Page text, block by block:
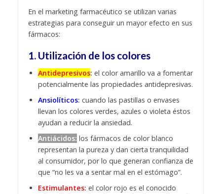
En el marketing farmacéutico se utilizan varias
estrategias para conseguir un mayor efecto en sus
fármacos:
1. Utilización de los colores
Antidepresivos: el color amarillo va a fomentar
potencialmente las propiedades antidepresivas.
Ansiolíticos: cuando las pastillas o envases
llevan los colores verdes, azules o violeta éstos
ayudan a reducir la ansiedad.
Antiácidos: los fármacos de color blanco
representan la pureza y dan cierta tranquilidad
al consumidor, por lo que generan confianza de
que “no les va a sentar mal en el estómago”.
Estimulantes: el color rojo es el conocido